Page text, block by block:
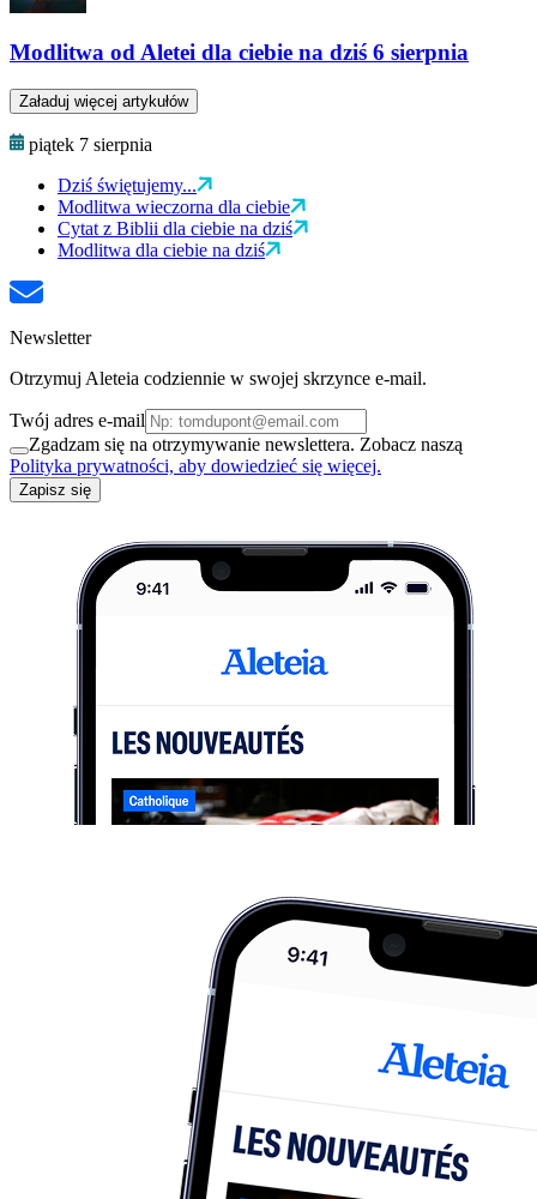
Modlitwa od Aletei dla ciebie na dziś 6 sierpnia
Załaduj więcej artykułów
piątek 7 sierpnia
Dziś świętujemy...
Modlitwa wieczorna dla ciebie
Cytat z Biblii dla ciebie na dziś
Modlitwa dla ciebie na dziś
Newsletter
Otrzymuj Aleteia codziennie w swojej skrzynce e-mail.
Twój adres e-mail
Zgadzam się na otrzymywanie newslettera. Zobacz naszą
Polityka prywatności, aby dowiedzieć się więcej.
Zapisz się